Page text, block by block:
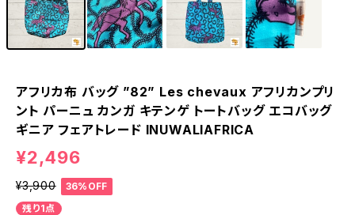
アフリカ布 バッグ ”82” Les chevaux アフリカンプリ
ント パーニュ カンガ キテンゲ トートバッグ エコバッグ
ギニア フェアトレード INUWALIAFRICA
¥2,496
¥3,900
36%OFF
残り1点